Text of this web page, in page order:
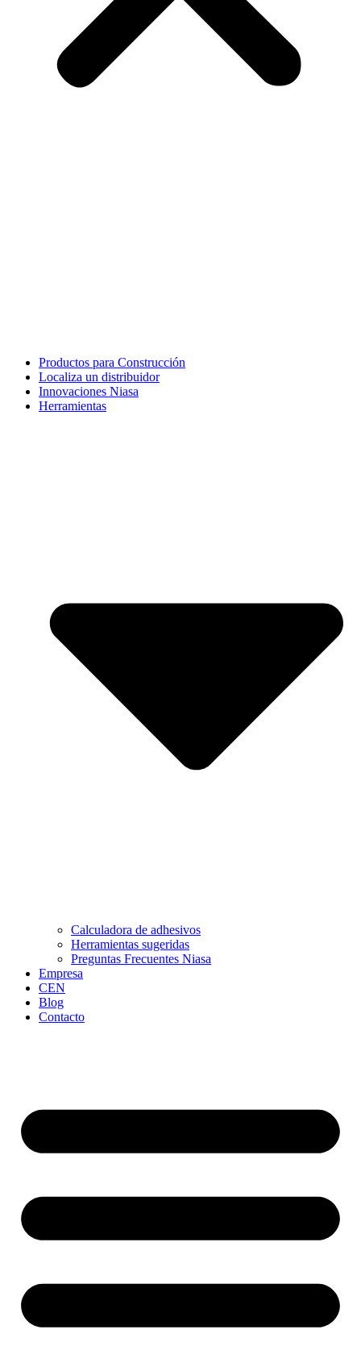
Productos para Construcción
Localiza un distribuidor
Innovaciones Niasa
Herramientas
Calculadora de adhesivos
Herramientas sugeridas
Preguntas Frecuentes Niasa
Empresa
CEN
Blog
Contacto